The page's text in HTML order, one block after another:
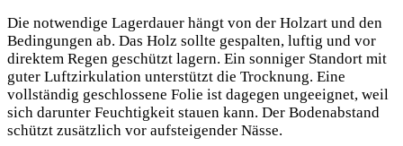
Die notwendige Lagerdauer hängt von der Holzart und den
Bedingungen ab. Das Holz sollte gespalten, luftig und vor
direktem Regen geschützt lagern. Ein sonniger Standort mit
guter Luftzirkulation unterstützt die Trocknung. Eine
vollständig geschlossene Folie ist dagegen ungeeignet, weil
sich darunter Feuchtigkeit stauen kann. Der Bodenabstand
schützt zusätzlich vor aufsteigender Nässe.